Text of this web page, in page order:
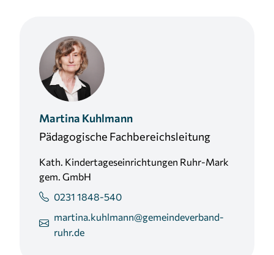
Martina Kuhlmann
Pädagogische Fachbereichsleitung
Kath. Kindertageseinrichtungen Ruhr-Mark
gem. GmbH
0231 1848-540
martina.kuhlmann@gemeindeverband-
ruhr.de